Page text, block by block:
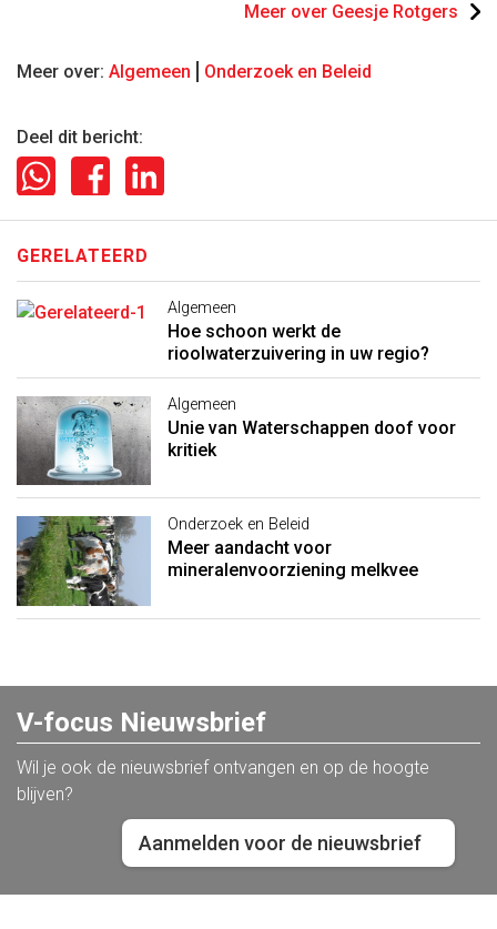
Meer over Geesje Rotgers
Meer over: Algemeen Onderzoek en Beleid
Deel dit bericht:
GERELATEERD
Algemeen
Hoe schoon werkt de
rioolwaterzuivering in uw regio?
Algemeen
Unie van Waterschappen doof voor
kritiek
Onderzoek en Beleid
Meer aandacht voor
mineralenvoorziening melkvee
V-focus Nieuwsbrief
Wil je ook de nieuwsbrief ontvangen en op de hoogte
blijven?
Aanmelden voor de nieuwsbrief